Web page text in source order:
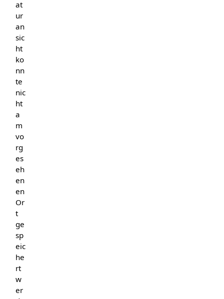
at
ur
an
sic
ht
ko
nn
te
nic
ht
a
m
vo
rg
es
eh
en
en
Or
t
ge
sp
eic
he
rt
w
er